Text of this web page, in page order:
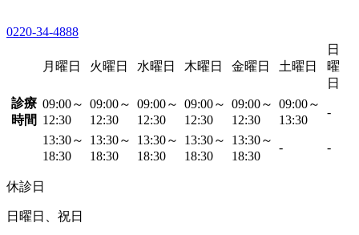
0220-34-4888
月曜日 火曜日 水曜日 木曜日 金曜日 土曜日
日
曜
日
診療
時間
09:00～
12:30
09:00～
12:30
09:00～
12:30
09:00～
12:30
09:00～
12:30
09:00～
13:30
-
13:30～
18:30
13:30～
18:30
13:30～
18:30
13:30～
18:30
13:30～
18:30
- -
休診日
日曜日、祝日